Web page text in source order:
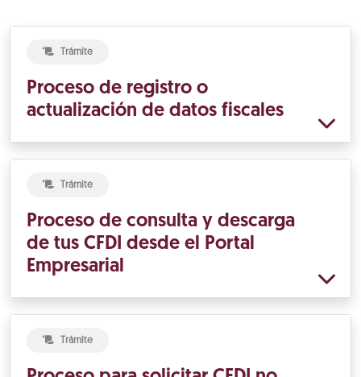
Trámite
Proceso de registro o
actualización de datos fiscales
Trámite
Proceso de consulta y descarga
de tus CFDI desde el Portal
Empresarial
Trámite